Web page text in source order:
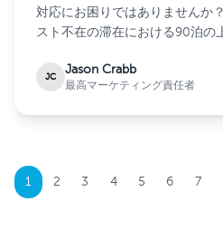
対応にお困りではありませんか
スト不在の滞在における90泊の
JC
Jason Crabb
最高マーケティング責任者
1 2 3 4 5 6 7